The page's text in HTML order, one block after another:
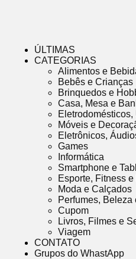
ÚLTIMAS
CATEGORIAS
Alimentos e
Bebês e Crianças
Brinquedos e
Casa, Mesa e
Móveis e
Eletrônicos,
Games
Informática
Smartphone e
Esporte, Fitness e
Moda e Calçados
Perfumes, Beleza
Cupom
Livros, Filmes e
Viagem
CONTATO
Grupos do WhastApp